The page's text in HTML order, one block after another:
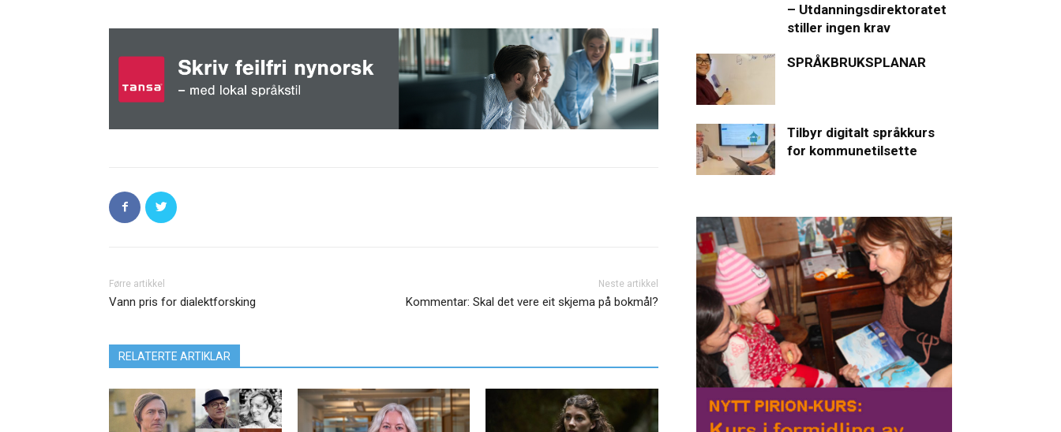
Førre artikkel
Vann pris for dialektforsking
Neste artikkel
Kommentar: Skal det vere eit skjema på bokmål?
RELATERTE ARTIKLAR
– Utdanningsdirektoratet
stiller ingen krav
SPRÅKBRUKSPLANAR
Tilbyr digitalt språkkurs
for kommunetilsette